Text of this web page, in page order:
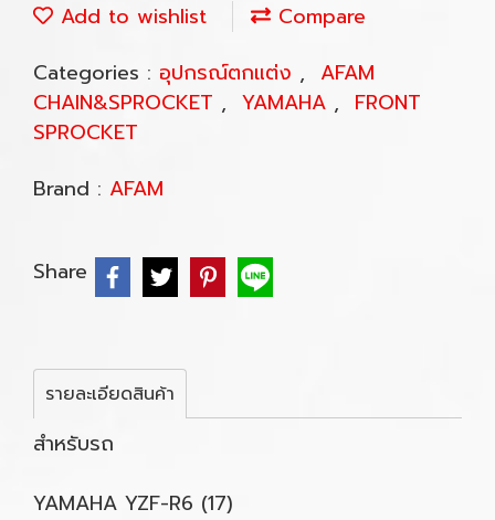
Add to wishlist
Compare
Categories : อุปกรณ์ตกแต่ง , AFAM
CHAIN&SPROCKET , YAMAHA , FRONT
SPROCKET
Brand : AFAM
Share
รายละเอียดสินค้า
สำหรับรถ
YAMAHA YZF-R6 (17)